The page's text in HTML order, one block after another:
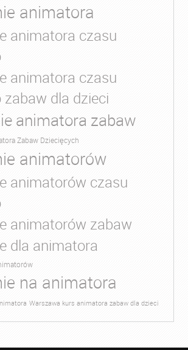
animatora
animatora czasu
animatora czasu
zabaw dla dzieci
animatora zabaw
Zabaw Dziecięcych
animatorów
animatorów czasu
animatorów zabaw
dla animatora
na animatora
Warszawa kurs animatora zabaw dla dzieci